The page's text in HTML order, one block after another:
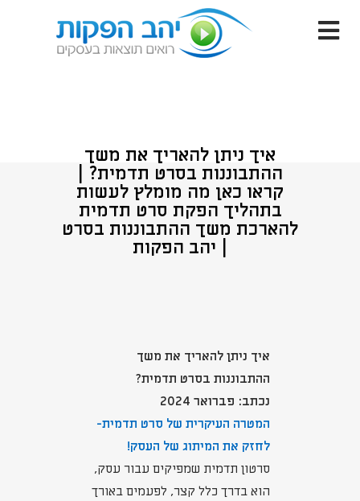
איך ניתן להאריך את משך
ההתבוננות בסרט תדמית? |
קראו כאן מה מומלץ לעשות
בתהליך הפקת סרט תדמית
להארכת משך ההתבוננות בסרט
| יהב הפקות
איך ניתן להאריך את משך
ההתבוננות בסרט תדמית?
נכתב: פברואר 2024
המטרה העיקרית של סרט תדמית-
לחזק את המיתוג של העסק!
סרטון תדמית שמפיקים עבור עסק,
הוא בדרך כלל קצר, לפעמים באורך